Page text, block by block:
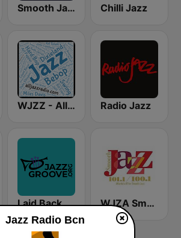
Smooth Jazz CD 101.9 FM Chilli Jazz
WJZZ - All Jazz Radio Radio Jazz
Laid Back Jazz WJZA Smooth Jazz
Jazz Radio Bcn